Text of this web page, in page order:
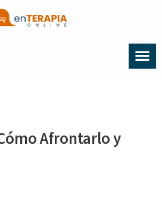
Afrontarlo y